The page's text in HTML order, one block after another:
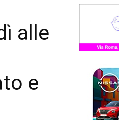
alle
e